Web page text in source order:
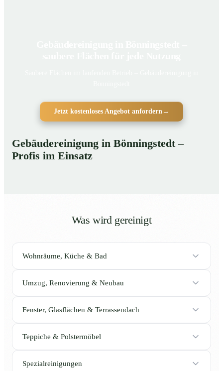
Jetzt kostenloses Angebot anfordern→
Gebäudereinigung in Bönningstedt –
Profis im Einsatz
Was wird gereinigt
Wohnräume, Küche & Bad
Umzug, Renovierung & Neubau
Fenster, Glasflächen & Terrassendach
Teppiche & Polstermöbel
Spezialreinigungen